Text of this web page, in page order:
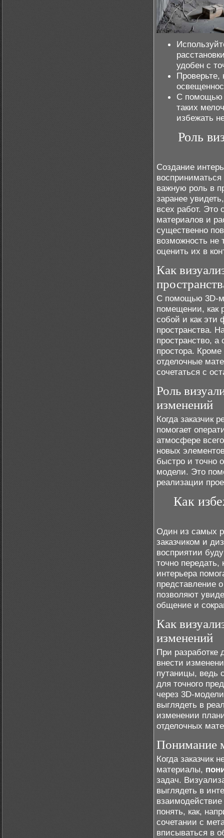
удобен с
С помощью
таких
избежать
Роль
Создание
важную роль в
заранее
всех работ. Это
материалов и
существенно
возможность не
оценить их в
Как
С помощью 3D-
помещении, как
собой и как эти
пространства.
пространство,
простора. Кроме
отделочные
сочетаться с
Роль
изменений
Когда заказчик
помогает
атмосфере
новых
быстро и точно
модели. Это
реализации
Как
Один из самых
заказчиком и
восприятии
точно передать,
интерьера
представление
позволяют
общение и
Как
изменений
При разработке
внести
путаницы, ведь
для точного
через 3D-
выглядеть в
изменении
отделочных
Понимание
Когда заказчик
материалы,
задач.
выглядеть в
понять, как,
сочетании с
вписываться в